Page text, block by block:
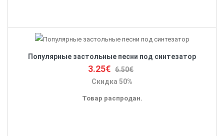
Популярные застольные песни под синтезатор
3.25€ 6.50€
Скидка 50%
Товар распродан.